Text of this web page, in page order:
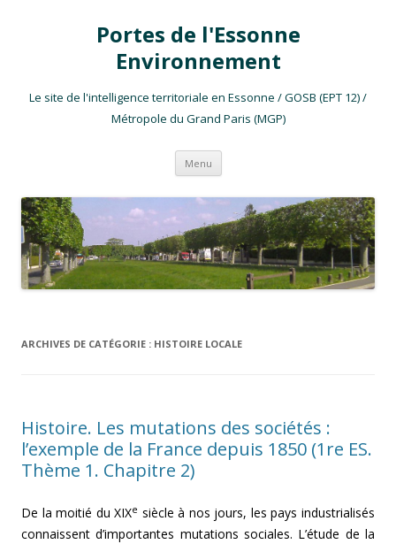
Portes de l'Essonne
Environnement
Le site de l'intelligence territoriale en Essonne / GOSB (EPT 12) /
Métropole du Grand Paris (MGP)
Menu Aller au contenu
ARCHIVES DE CATÉGORIE : HISTOIRE LOCALE
Histoire. Les mutations des sociétés :
l’exemple de la France depuis 1850 (1re ES.
Thème 1. Chapitre 2)
De la moitié du XIXe siècle à nos jours, les pays industrialisés
connaissent d’importantes mutations sociales. L’étude de la